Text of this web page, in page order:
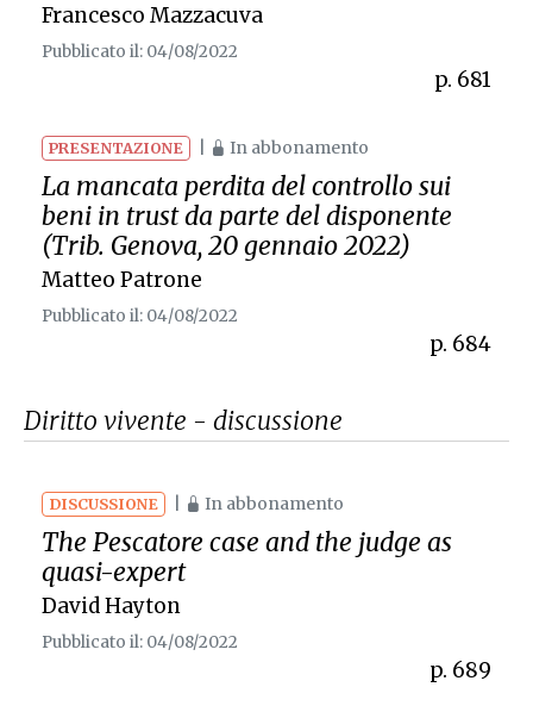
Francesco Mazzacuva
Pubblicato il: 04/08/2022
p. 681
PRESENTAZIONE In abbonamento
La mancata perdita del controllo sui
beni in trust da parte del disponente
(Trib. Genova, 20 gennaio 2022)
Matteo Patrone
Pubblicato il: 04/08/2022
p. 684
Diritto vivente - discussione
DISCUSSIONE In abbonamento
The Pescatore case and the judge as
quasi-expert
David Hayton
Pubblicato il: 04/08/2022
p. 689